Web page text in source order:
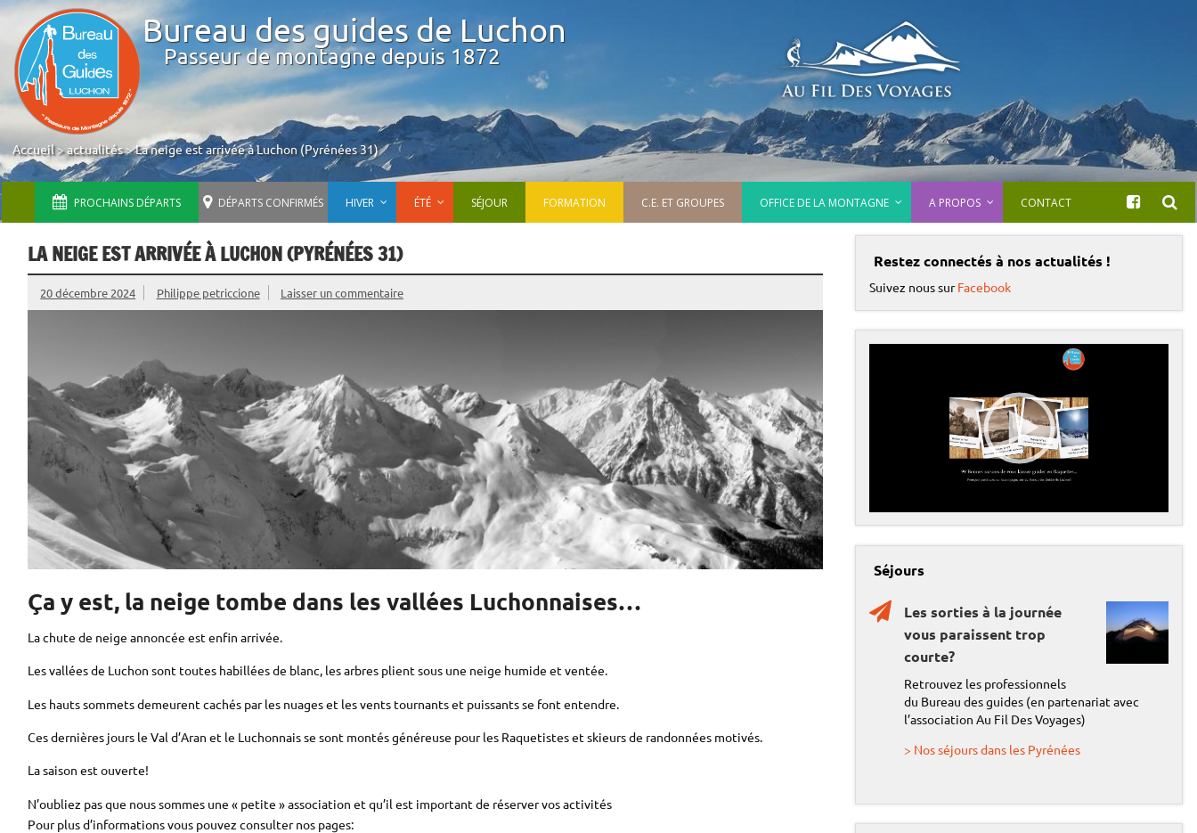
Bureau des guides de Luchon
Passeur de montagne depuis 1872
Accueil>actualités>La neige est arrivée à Luchon (Pyrénées 31)
PROCHAINS DÉPARTS DÉPARTS CONFIRMÉS HIVER ÉTÉ SÉJOUR FORMATION C.E. ET GROUPES OFFICE DE LA MONTAGNE A PROPOS CONTACT
LA NEIGE EST ARRIVÉE À LUCHON (PYRÉNÉES 31)
20 décembre 2024 Philippe petriccione Laisser un commentaire
Ça y est, la neige tombe dans les vallées Luchonnaises…
La chute de neige annoncée est enfin arrivée.
Les vallées de Luchon sont toutes habillées de blanc, les arbres plient sous une neige humide et ventée.
Les hauts sommets demeurent cachés par les nuages et les vents tournants et puissants se font entendre.
Ces dernières jours le Val d’Aran et le Luchonnais se sont montés généreuse pour les Raquetistes et skieurs de randonnées motivés.
La saison est ouverte!
N’oubliez pas que nous sommes une « petite » association et qu’il est important de réserver vos activités
Pour plus d’informations vous pouvez consulter nos pages:
Restez connectés à nos actualités !
Suivez nous surFacebook
Séjours
Les sorties à la journée
vous paraissent trop
courte?
Retrouvez les professionnels
du Bureau des guides (en partenariat avec
l’association Au Fil Des Voyages)
> Nos séjours dans les Pyrénées